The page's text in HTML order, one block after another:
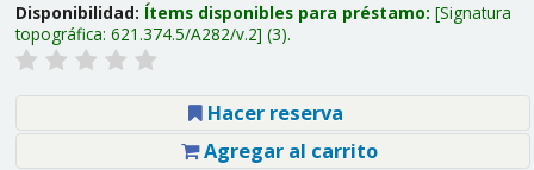
Disponibilidad: Ítems disponibles para préstamo: Signatura
topográfica: 621.374.5/A282/v.2 (3).
Hacer reserva
Agregar al carrito